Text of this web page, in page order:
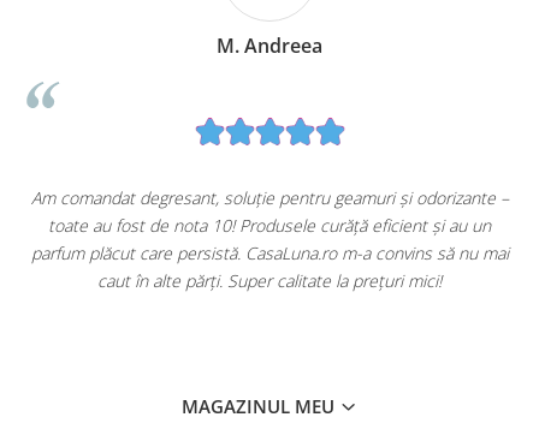
M. Andreea
Am comandat degresant, soluție pentru geamuri și odorizante –
toate au fost de nota 10! Produsele curăță eficient și au un
parfum plăcut care persistă. CasaLuna.ro m-a convins să nu mai
caut în alte părți. Super calitate la prețuri mici!
MAGAZINUL MEU